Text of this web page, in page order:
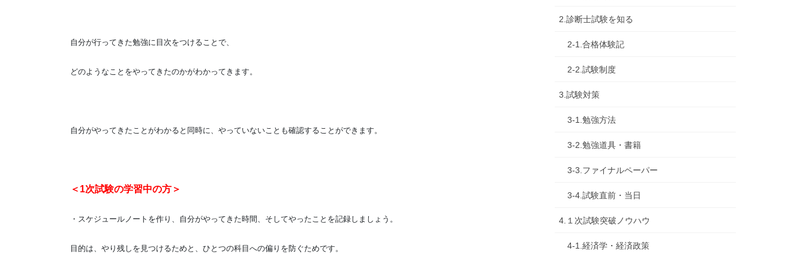
自分が行ってきた勉強に目次をつけることで、
どのようなことをやってきたのかがわかってきます。
自分がやってきたことがわかると同時に、やっていないことも確認することができます。
＜1次試験の学習中の方＞
・スケジュールノートを作り、自分がやってきた時間、そしてやったことを記録しましょう。
目的は、やり残しを見つけるためと、ひとつの科目への偏りを防ぐためです。
2.診断士試験を知る
2-1.合格体験記
2-2.試験制度
3.試験対策
3-1.勉強方法
3-2.勉強道具・書籍
3-3.ファイナルペーパー
3-4.試験直前・当日
4.１次試験突破ノウハウ
4-1.経済学・経済政策